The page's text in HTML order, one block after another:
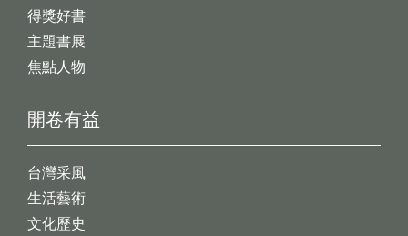
開卷有益
台灣采風
生活藝術
文化歷史
得獎好書
主題書展
焦點人物